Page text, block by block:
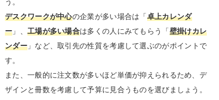
う。
デスクワークが中心の企業が多い場合は「卓上カレンダ
ー 」、 工場が多い場合は多くの人にみてもらう「壁掛けカレ
ンダー」など、取引先の性質を考慮して選ぶのがポイントで
す。
また、一般的に注文数が多いほど単価が抑えられるため、デ
ザインと冊数を考慮して予算に見合うものを選びましょう。